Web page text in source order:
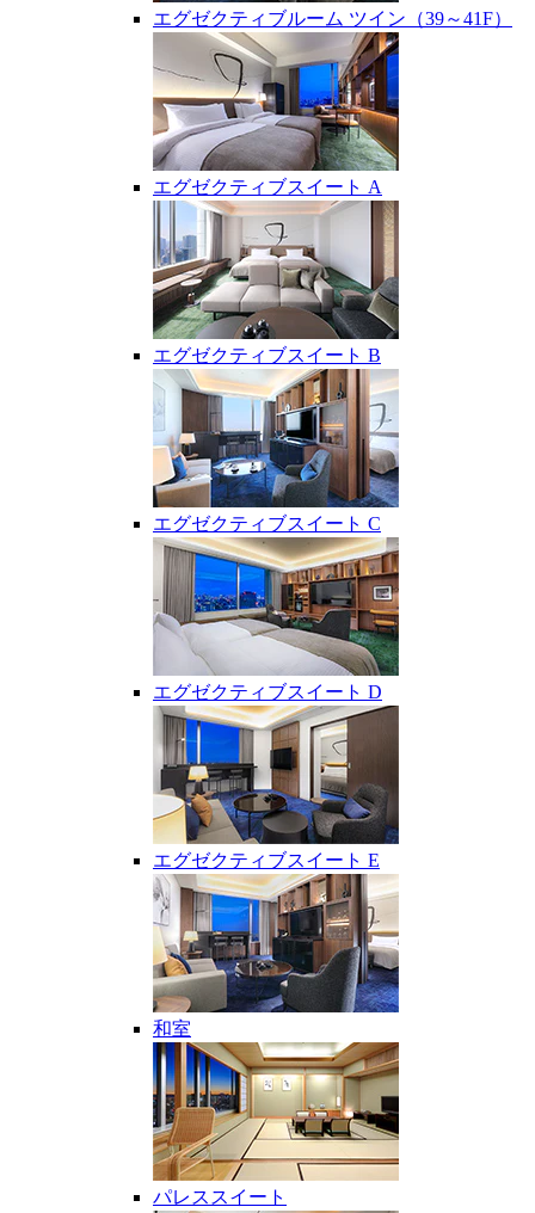
エグゼクティブルーム ツイン（39～41F）
エグゼクティブスイート A
エグゼクティブスイート B
エグゼクティブスイート C
エグゼクティブスイート D
エグゼクティブスイート E
和室
パレススイート